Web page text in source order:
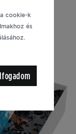
cookie-k
és